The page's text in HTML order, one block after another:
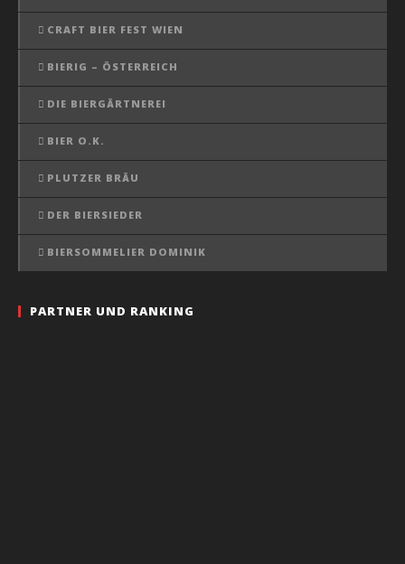
CRAFT BIER FEST WIEN
BIERIG – ÖSTERREICH
DIE BIERGÄRTNEREI
BIER O.K.
PLUTZER BRÄU
DER BIERSIEDER
BIERSOMMELIER DOMINIK
PARTNER UND RANKING